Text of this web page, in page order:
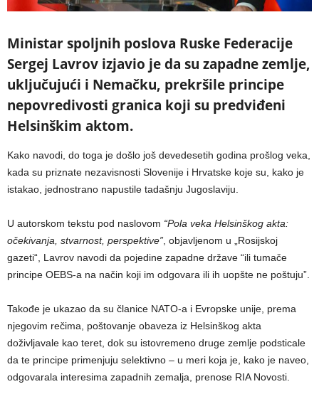
Ministar spoljnih poslova Ruske Federacije
Sergej Lavrov izjavio je da su zapadne zemlje,
uključujući i Nemačku, prekršile principe
nepovredivosti granica koji su predviđeni
Helsinškim aktom.
Kako navodi, do toga je došlo još devedesetih godina prošlog veka,
kada su priznate nezavisnosti Slovenije i Hrvatske koje su, kako je
istakao, jednostrano napustile tadašnju Jugoslaviju.
U autorskom tekstu pod naslovom “Pola veka Helsinškog akta:
očekivanja, stvarnost, perspektive” , objavljenom u „Rosijskoj
gazeti“, Lavrov navodi da pojedine zapadne države “ili tumače
principe OEBS-a na način koji im odgovara ili ih uopšte ne poštuju”.
Takođe je ukazao da su članice NATO-a i Evropske unije, prema
njegovim rečima, poštovanje obaveza iz Helsinškog akta
doživljavale kao teret, dok su istovremeno druge zemlje podsticale
da te principe primenjuju selektivno – u meri koja je, kako je naveo,
odgovarala interesima zapadnih zemalja, prenose RIA Novosti.